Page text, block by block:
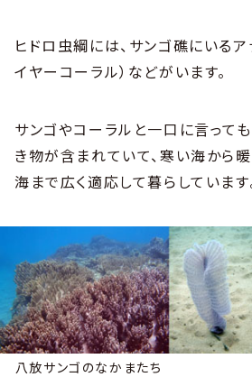
ヒドロ虫綱には、サンゴ礁にいるア
イヤーコーラル）などがいます。
サンゴやコーラルと一口に言って
き物が含まれていて、寒い海から
海まで広く適応して暮らしています
八放サンゴのなかまたち